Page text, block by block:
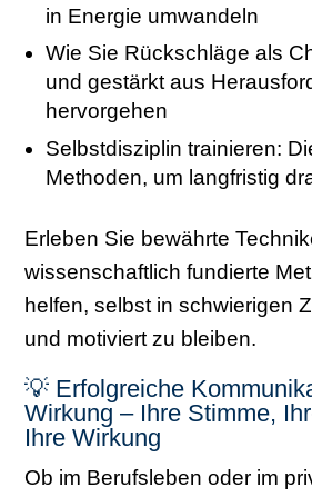
in Energie umwandeln
Wie Sie Rückschläge als
und gestärkt aus
hervorgehen
Selbstdisziplin trainieren:
Methoden, um langfristig
Erleben Sie bewährte
wissenschaftlich fundierte
helfen, selbst in schwierigen
und motiviert zu bleiben.
💡 Erfolgreiche
Wirkung – Ihre Stimme,
Ihre Wirkung
Ob im Berufsleben oder im